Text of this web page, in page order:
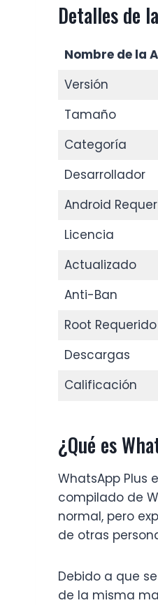
Detalles de
Nombre de la
Versión
Tamaño
Categoría
Desarrollador
Android
Licencia
Actualizado
Anti-Ban
Root Requerido
Descargas
Calificación
¿Qué es
WhatsApp Plus
compilado de
normal, pero
de otras
Debido a que
de la misma